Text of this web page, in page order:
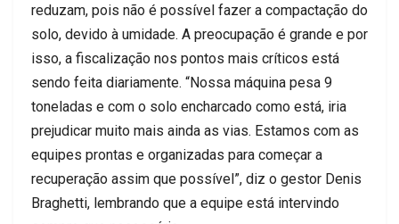
reduzam, pois não é possível fazer a compactação do
solo, devido à umidade. A preocupação é grande e por
isso, a fiscalização nos pontos mais críticos está
sendo feita diariamente. “Nossa máquina pesa 9
toneladas e com o solo encharcado como está, iria
prejudicar muito mais ainda as vias. Estamos com as
equipes prontas e organizadas para começar a
recuperação assim que possível”, diz o gestor Denis
Braghetti, lembrando que a equipe está intervindo